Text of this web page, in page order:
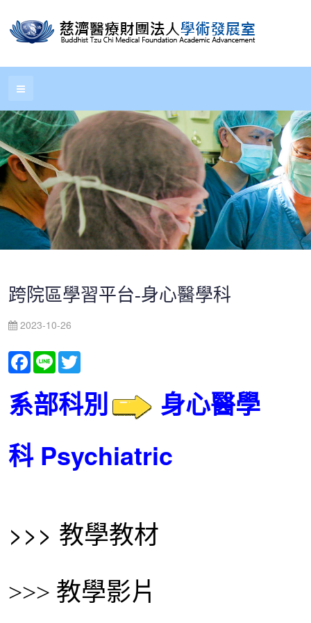
跨院區學習平台-身心醫學科
2023-10-26
Facebook
Line
系部科別
身心醫學
科 Psychiatric
>>> 教學教材
>>> 教學影片